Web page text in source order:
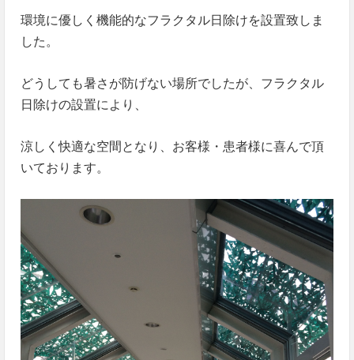
環境に優しく機能的なフラクタル日除けを設置致しま
した。
どうしても暑さが防げない場所でしたが、フラクタル
日除けの設置により、
涼しく快適な空間となり、お客様・患者様に喜んで頂
いております。